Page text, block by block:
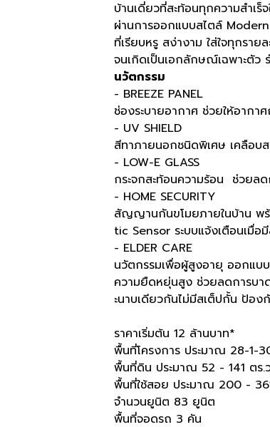
บ้านเดี่ยวที่สะท้อนทุกความสำเร็
ผ่านการออกแบบสไตล์
ที่เรียบหรู สง่างาม ใส่ใจทุกรายล
จนเกิดเป็นเอกลักษณ์เฉพาะตัว
นวัตกรรม
- BREEZE PANEL
ช่องระบายอากาศ ช่วยให้อากา
- UV SHIELD
สีทาภายนอกชนิดพิเศษ เคลือบ
- LOW-E GLASS
กระจกสะท้อนความร้อน ช่วยลด
- HOME SECURITY
สัญญานกันขโมยภายในบ้าน พ
tic Sensor ระบบแจ้งเตือนเมื่
- ELDER CARE
นวัตกรรมเพื่อผู้สูงอายุ ออกแ
ความยืดหยุ่นสูง ช่วยลดการบา
ะนาบเดียวกันไม่มีสเต็ปกั้น ป้อง
ราคาเริ่มต้น 12 ล้านบาท*
พื้นที่โครงการ ประมาณ 28-1-
พื้นที่ดิน ประมาณ 52 - 141 ตร.
พื้นที่ใช้สอย ประมาณ 200 -
จำนวนยูนิต 83 ยูนิต
พื้นที่จอดรถ 3 คัน